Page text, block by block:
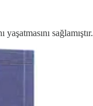
sağlamıştır.